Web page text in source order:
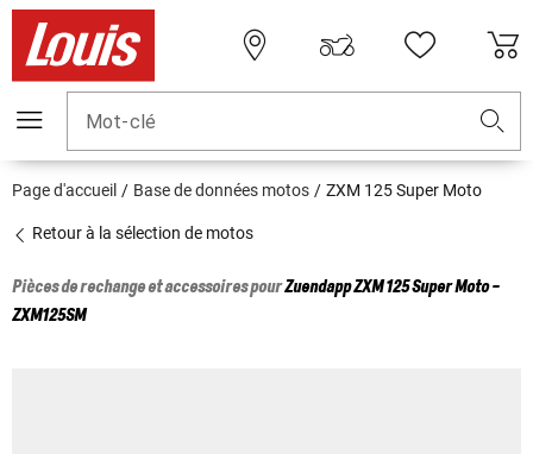
Mot-clé
Page d'accueil Base de données motos ZXM 125 Super Moto
Retour à la sélection de motos
Pièces de rechange et accessoires pourZuendappZXM 125 Super Moto -
ZXM125SM